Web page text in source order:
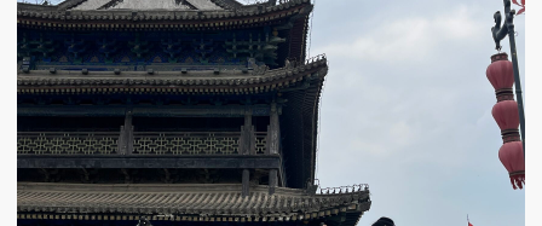
Встреча, площадь Тяньаньмэнь,
Запретный императорский дворец,
парк Бейхай, китайская кухня.